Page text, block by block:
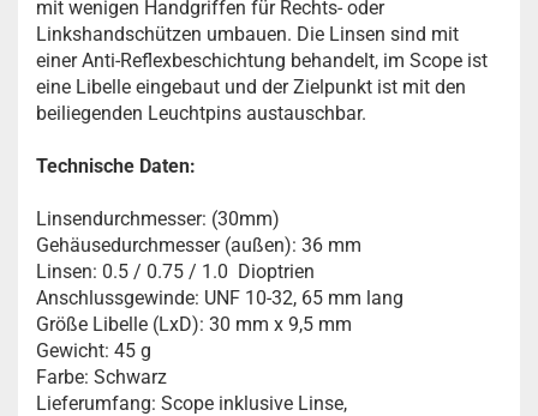
mit wenigen Handgriffen für Rechts- oder
Linkshandschützen umbauen. Die Linsen sind mit
einer Anti-Reflexbeschichtung behandelt, im Scope ist
eine Libelle eingebaut und der Zielpunkt ist mit den
beiliegenden Leuchtpins austauschbar.
Technische Daten:
Linsendurchmesser: (30mm)
Gehäusedurchmesser (außen): 36 mm
Linsen: 0.5 / 0.75 / 1.0 Dioptrien
Anschlussgewinde: UNF 10-32, 65 mm lang
Größe Libelle (LxD): 30 mm x 9,5 mm
Gewicht: 45 g
Farbe: Schwarz
Lieferumfang: Scope inklusive Linse,